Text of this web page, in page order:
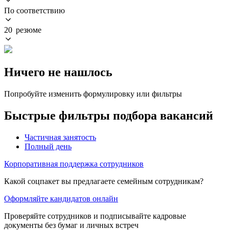
По соответствию
20 резюме
Ничего не нашлось
Попробуйте изменить формулировку или фильтры
Быстрые фильтры подбора вакансий
Частичная занятость
Полный день
Корпоративная поддержка сотрудников
Какой соцпакет вы предлагаете семейным сотрудникам?
Оформляйте кандидатов онлайн
Проверяйте сотрудников и подписывайте кадровые
документы без бумаг и личных встреч